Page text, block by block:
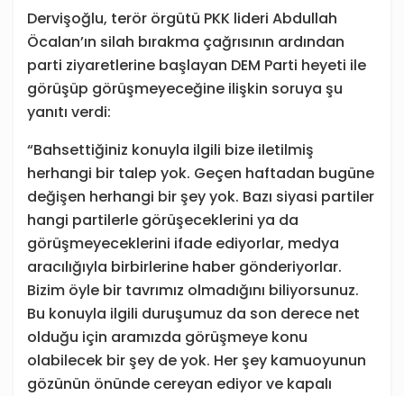
Dervişoğlu, terör örgütü PKK lideri Abdullah
Öcalan’ın silah bırakma çağrısının ardından
parti ziyaretlerine başlayan DEM Parti heyeti ile
görüşüp görüşmeyeceğine ilişkin soruya şu
yanıtı verdi:
“Bahsettiğiniz konuyla ilgili bize iletilmiş
herhangi bir talep yok. Geçen haftadan bugüne
değişen herhangi bir şey yok. Bazı siyasi partiler
hangi partilerle görüşeceklerini ya da
görüşmeyeceklerini ifade ediyorlar, medya
aracılığıyla birbirlerine haber gönderiyorlar.
Bizim öyle bir tavrımız olmadığını biliyorsunuz.
Bu konuyla ilgili duruşumuz da son derece net
olduğu için aramızda görüşmeye konu
olabilecek bir şey de yok. Her şey kamuoyunun
gözünün önünde cereyan ediyor ve kapalı